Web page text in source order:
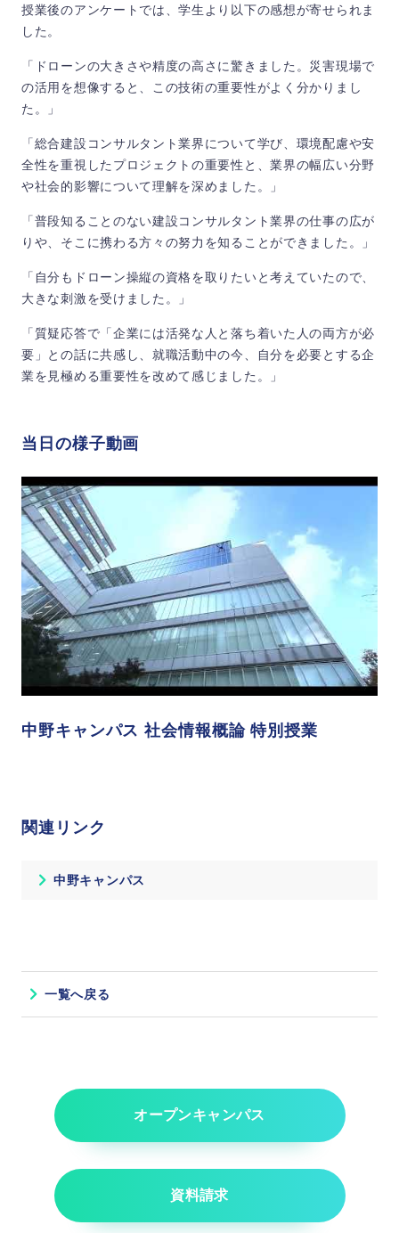
授業後のアンケートでは、学生より以下の感想が寄せられま
した。
「ドローンの大きさや精度の高さに驚きました。災害現場で
の活用を想像すると、この技術の重要性がよく分かりまし
た。」
「総合建設コンサルタント業界について学び、環境配慮や安
全性を重視したプロジェクトの重要性と、業界の幅広い分野
や社会的影響について理解を深めました。」
「普段知ることのない建設コンサルタント業界の仕事の広が
りや、そこに携わる方々の努力を知ることができました。」
「自分もドローン操縦の資格を取りたいと考えていたので、
大きな刺激を受けました。」
「質疑応答で「企業には活発な人と落ち着いた人の両方が必
要」との話に共感し、就職活動中の今、自分を必要とする企
業を見極める重要性を改めて感じました。」
当日の様子動画
中野キャンパス 社会情報概論 特別授業
関連リンク
中野キャンパス
一覧へ戻る
オープンキャンパス
資料請求